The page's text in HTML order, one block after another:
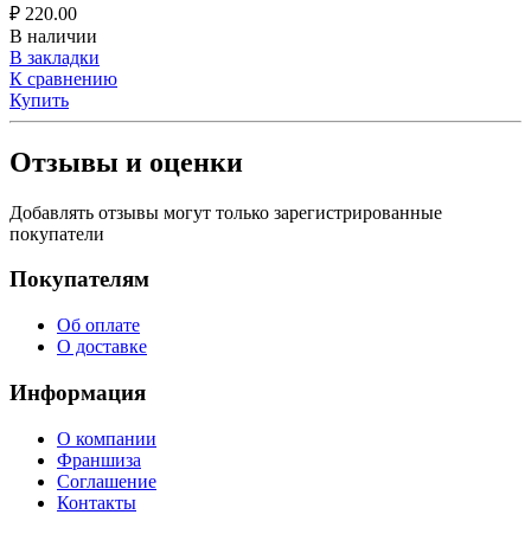
₽ 220.00
В наличии
В закладки
К сравнению
Купить
Отзывы и оценки
Добавлять отзывы могут только зарегистрированные
покупатели
Покупателям
Об оплате
О доставке
Информация
О компании
Франшиза
Соглашение
Контакты